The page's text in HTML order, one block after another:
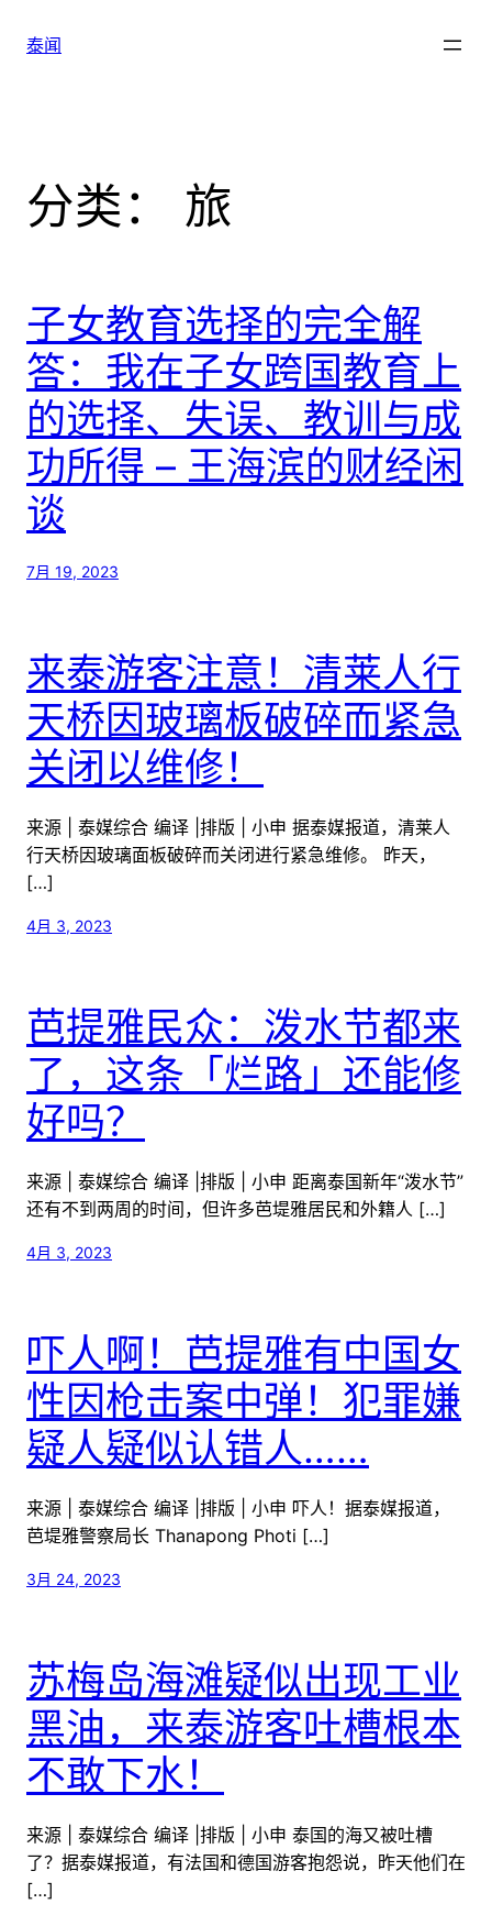
泰闻
分类： 旅
子女教育选择的完全解
答：我在子女跨国教育上
的选择、失误、教训与成
功所得 – 王海滨的财经闲
谈
7月 19, 2023
​来泰游客注意！清莱人行
天桥因玻璃板破碎而紧急
关闭以维修！
来源 | 泰媒综合 编译 |排版 | 小申 据泰媒报道，清莱人
行天桥因玻璃面板破碎而关闭进行紧急维修。 昨天，
[…]
4月 3, 2023
芭提雅民众：泼水节都来
了，这条「烂路」还能修
好吗？
来源 | 泰媒综合 编译 |排版 | 小申 距离泰国新年“泼水节”
还有不到两周的时间，但许多芭堤雅居民和外籍人 […]
4月 3, 2023
吓人啊！芭提雅有中国女
性因枪击案中弹！犯罪嫌
疑人疑似认错人……
来源 | 泰媒综合 编译 |排版 | 小申 吓人！据泰媒报道，
芭堤雅警察局长 Thanapong Photi […]
3月 24, 2023
苏梅岛海滩疑似出现工业
黑油，来泰游客吐槽根本
不敢下水！
来源 | 泰媒综合 编译 |排版 | 小申 泰国的海又被吐槽
了？据泰媒报道，有法国和德国游客抱怨说，昨天他们在
[…]